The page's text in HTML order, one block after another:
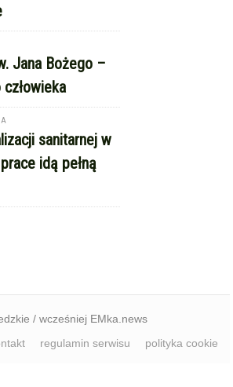
Jana Bożego –
sanitarnej w
idą pełną
/ wcześniej EMka.news
regulamin serwisu polityka cookie